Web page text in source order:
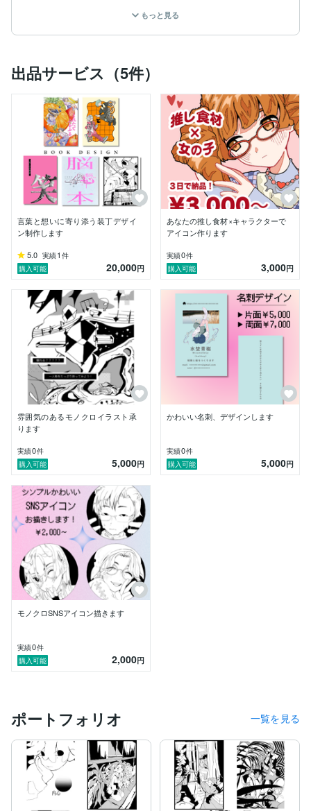
表紙カラーイラストから本文レイアウト・挿絵まで一貫
してお任せいただけます。
【得意なジャンル・表現】
・キャラクターイラスト全般（立ち絵・表情差分・一枚
絵）
・MV・サムネイル・アイコン・ヘッダー用イラスト
・同人誌・小説本の装丁・ブックデザイン・挿絵
【使用ツール】
CLIP STUDIO PAINT / Adobe Photoshop / Illustrator / C
anva
【制作の進め方】
ご依頼後はまずヒアリングにてご要望・世界観・参考イ
メージを丁寧に確認いたします。ラフ段階でしっかりす
り合わせを行った上で本制作に入りますので、「イメー
ジと違った」というトラブルを防ぐことができます。
納期・料金はご依頼内容に合わせてご相談いたします。
---
【こんな方におすすめです】
✅ VTuber・歌い手・配信者として活動されている方
✅ 歌ってみたMV・サムネイル用のイラストをお探しの
✅ 同人誌・小説本の表紙・挿絵・装丁をまとめてお任
せしたい方
✅ 「なんとなくこんなイメージ」という段階からご相
談したい方
---
はじめての方も、ご予算が決まっていない方も、お気軽
にメッセージください。
もっと見る
出品サービス（5件）
言葉と想いに寄り添う装丁デザイ
ン制作します
5.0 実績1 件
購入可能
20,000円
あなたの推し食材×キャラクターで
アイコン作ります
実績0件
購入可能
3,000円
雰囲気のあるモノクロイラスト承
ります
実績0件
購入可能
5,000円
かわいい名刺、デザインします
実績0件
購入可能
5,000円
モノクロSNSアイコン描きます
実績0件
購入可能
2,000円
ポートフォリオ 一覧を見る